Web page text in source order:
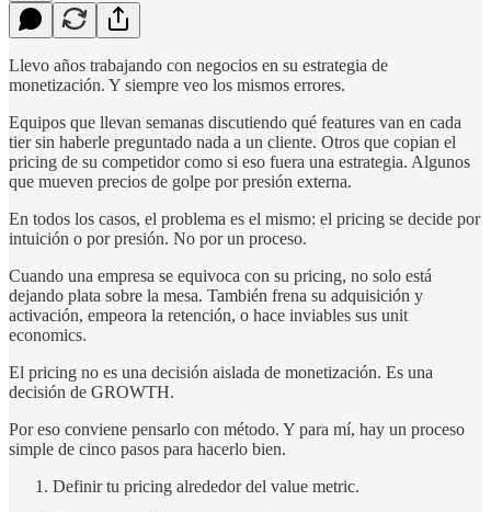
Llevo años trabajando con negocios en su estrategia de
monetización. Y siempre veo los mismos errores.
Equipos que llevan semanas discutiendo qué features van en cada
tier sin haberle preguntado nada a un cliente. Otros que copian el
pricing de su competidor como si eso fuera una estrategia. Algunos
que mueven precios de golpe por presión externa.
En todos los casos, el problema es el mismo: el pricing se decide por
intuición o por presión. No por un proceso.
Cuando una empresa se equivoca con su pricing, no solo está
dejando plata sobre la mesa. También frena su adquisición y
activación, empeora la retención, o hace inviables sus unit
economics.
El pricing no es una decisión aislada de monetización. Es una
decisión de GROWTH.
Por eso conviene pensarlo con método. Y para mí, hay un proceso
simple de cinco pasos para hacerlo bien.
Definir tu pricing alrededor del value metric.